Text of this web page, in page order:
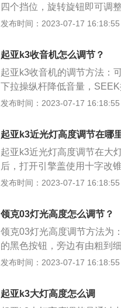
四个挡位，旋转旋钮即可调
等，常常会使得在晚上行驶
m，轴距为2705mm。悬架
非独立悬架。
发布时间：2023-07-17 16:18:55
起亚k3收音机怎么调节？
起亚k3收音机的调节方法：
下拉操纵杆降低音量，
8秒以上时间，收音机（
mm、1780mm、1445mm，
格栅，内部采用黑色网格状
发布时间：2023-07-17 16:18:55
起亚k3近光灯高度调节在哪
起亚k3近光灯高度调节在大
后，打开引擎盖使用十字改
是：长4660mm、宽
是211nm，最大扭矩转速是
发布时间：2023-07-17 16:18:55
领克03灯光高度怎么调节？
领克03灯光高度调节方法为
的黑色按钮，旁边有由粗到
灯光高度一共有四个挡，分
0挡；当车辆满员，行李箱
节到2挡或者3挡。
发布时间：2023-07-17 16:18:55
起亚k3大灯高度怎么调